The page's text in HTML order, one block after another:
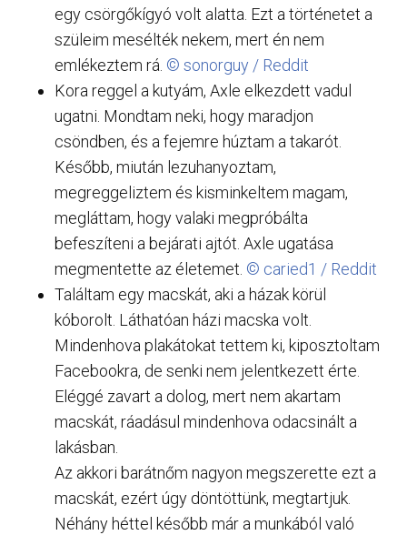
egy csörgőkígyó volt alatta. Ezt a történetet a
szüleim mesélték nekem, mert én nem
emlékeztem rá. © sonorguy / Reddit
Kora reggel a kutyám, Axle elkezdett vadul
ugatni. Mondtam neki, hogy maradjon
csöndben, és a fejemre húztam a takarót.
Később, miután lezuhanyoztam,
megreggeliztem és kisminkeltem magam,
megláttam, hogy valaki megpróbálta
befeszíteni a bejárati ajtót. Axle ugatása
megmentette az életemet. © caried1 / Reddit
Találtam egy macskát, aki a házak körül
kóborolt. Láthatóan házi macska volt.
Mindenhova plakátokat tettem ki, kiposztoltam
Facebookra, de senki nem jelentkezett érte.
Eléggé zavart a dolog, mert nem akartam
macskát, ráadásul mindenhova odacsinált a
lakásban.
Az akkori barátnőm nagyon megszerette ezt a
macskát, ezért úgy döntöttünk, megtartjuk.
Néhány héttel később már a munkából való